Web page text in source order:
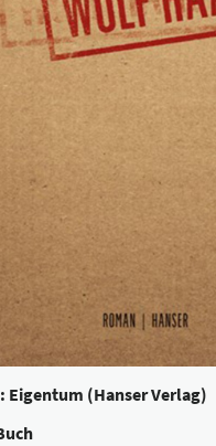
Eigentum (Hanser Verlag)